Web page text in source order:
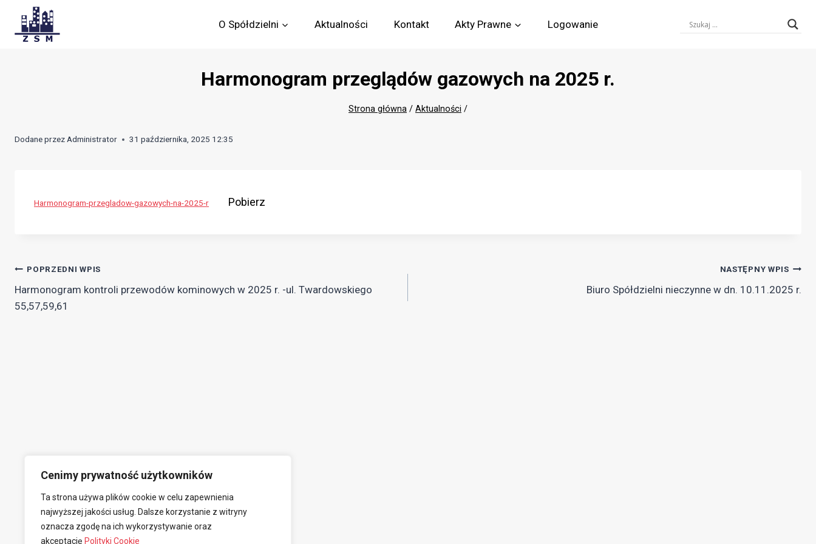
Cenimy prywatność użytkowników
Ta strona używa plików cookie w celu zapewnienia
najwyższej jakości usług. Dalsze korzystanie z witryny
oznacza zgodę na ich wykorzystywanie oraz
akceptację Polityki Cookie
content
O Spółdzielni Aktualności Kontakt Akty Prawne Logowanie
Harmonogram przeglądów gazowych na 2025 r.
Strona główna / Aktualności /
Dodane przezAdministrator 31 października, 2025 12:35
Harmonogram-przegladow-gazowych-na-2025-r Pobierz
Nawigacja
wpisu
POPRZEDNI WPIS
Harmonogram kontroli przewodów kominowych w 2025 r. -ul. Twardowskiego
55,57,59,61
NASTĘPNY WPIS
Biuro Spółdzielni nieczynne w dn. 10.11.2025 r.